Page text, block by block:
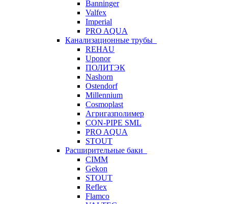
Banninger
Valfex
Imperial
PRO AQUA
Канализационные трубы
REHAU
Uponor
ПОЛИТЭК
Nashorn
Ostendorf
Millennium
Cosmoplast
Агригазполимер
CON-PIPE SML
PRO AQUA
STOUT
Расширительные баки
CIMM
Gekon
STOUT
Reflex
Flamco